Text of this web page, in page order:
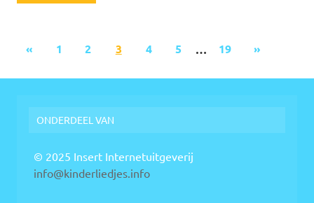
« 1 2 3 4 5 … 19 »
ONDERDEEL VAN
© 2025 Insert Internetuitgeverij
info@kinderliedjes.info